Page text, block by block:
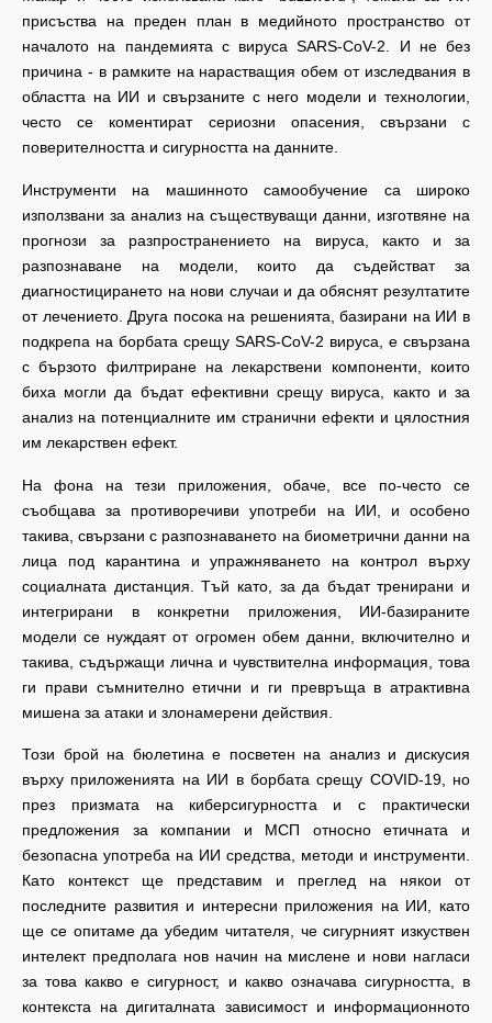
присъства на преден план в медийното пространство от
началото на пандемията с вируса SARS-CoV-2. И не без
причина - в рамките на нарастващия обем от изследвания в
областта на ИИ и свързаните с него модели и технологии,
често се коментират сериозни опасения, свързани с
поверителността и сигурността на данните.
Инструменти на машинното самообучение са широко
използвани за анализ на съществуващи данни, изготвяне на
прогнози за разпространението на вируса, както и за
разпознаване на модели, които да съдействат за
диагностицирането на нови случаи и да обяснят резултатите
от лечението. Друга посока на решенията, базирани на ИИ в
подкрепа на борбата срещу SARS-CoV-2 вируса, е свързана
с бързото филтриране на лекарствени компоненти, които
биха могли да бъдат ефективни срещу вируса, както и за
анализ на потенциалните им странични ефекти и цялостния
им лекарствен ефект.
На фона на тези приложения, обаче, все по-често се
съобщава за противоречиви употреби на ИИ, и особено
такива, свързани с разпознаването на биометрични данни на
лица под карантина и упражняването на контрол върху
социалната дистанция. Тъй като, за да бъдат тренирани и
интегрирани в конкретни приложения, ИИ-базираните
модели се нуждаят от огромен обем данни, включително и
такива, съдържащи лична и чувствителна информация, това
ги прави съмнително етични и ги превръща в атрактивна
мишена за атаки и злонамерени действия.
Този брой на бюлетина е посветен на анализ и дискусия
върху приложенията на ИИ в борбата срещу COVID-19, но
през призмата на киберсигурността и с практически
предложения за компании и МСП относно етичната и
безопасна употреба на ИИ средства, методи и инструменти.
Като контекст ще представим и преглед на някои от
последните развития и интересни приложения на ИИ, като
ще се опитаме да убедим читателя, че сигурният изкуствен
интелект предполага нов начин на мислене и нови нагласи
за това какво е сигурност, и какво означава сигурността, в
контекста на дигиталната зависимост и информационното